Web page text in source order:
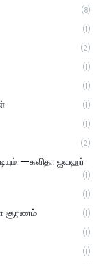
(8)
(1)
(2)
(1)
(1)
(1)
(1)
(2)
--கவிதா ஜவஹர்
(1)
(1)
சூரணம் (1)
(1)
(1)